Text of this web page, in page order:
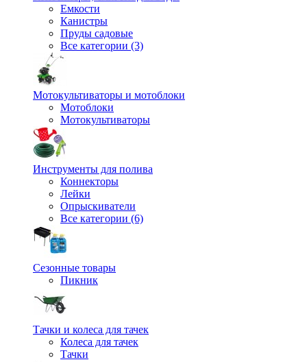
Емкости
Канистры
Пруды садовые
Все категории (3)
Мотокультиваторы и мотоблоки
Мотоблоки
Мотокультиваторы
Инструменты для полива
Коннекторы
Лейки
Опрыскиватели
Все категории (6)
Сезонные товары
Пикник
Тачки и колеса для тачек
Колеса для тачек
Тачки